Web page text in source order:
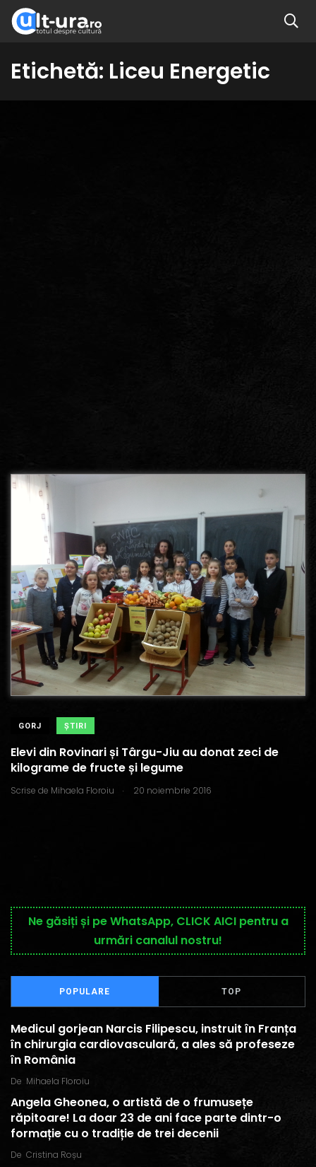
Etichetă: Liceu Energetic
GORJ ŞTIRI
Elevi din Rovinari și Târgu-Jiu au donat zeci de
kilograme de fructe și legume
Scrise de Mihaela Floroiu . 20 noiembrie 2016
Ne găsiți și pe WhatsApp, CLICK AICI pentru a
urmări canalul nostru!
POPULARE TOP
Medicul gorjean Narcis Filipescu, instruit în Franța
în chirurgia cardiovasculară, a ales să profeseze
în România
De Mihaela Floroiu
Angela Gheonea, o artistă de o frumusețe
răpitoare! La doar 23 de ani face parte dintr-o
formație cu o tradiție de trei decenii
De Cristina Roșu